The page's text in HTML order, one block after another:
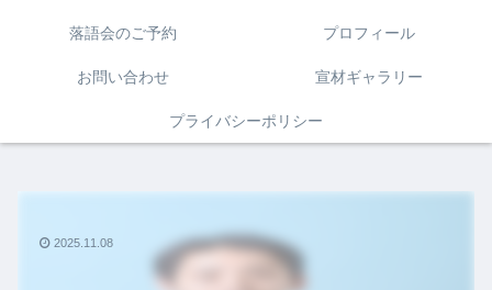
落語会のご予約 プロフィール
お問い合わせ 宣材ギャラリー
プライバシーポリシー
2025.11.08